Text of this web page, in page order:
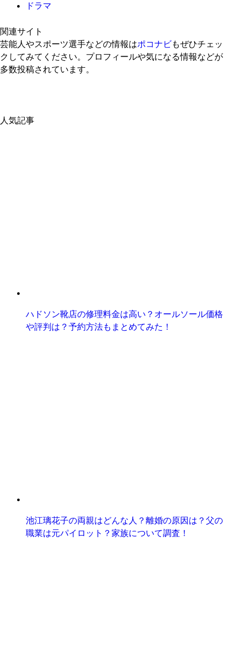
ドラマ
関連サイト
芸能人やスポーツ選手などの情報はポコナビもぜひチェッ
クしてみてください。プロフィールや気になる情報などが
多数投稿されています。
人気記事
ハドソン靴店の修理料金は高い？オールソール価格
や評判は？予約方法もまとめてみた！
池江璃花子の両親はどんな人？離婚の原因は？父の
職業は元パイロット？家族について調査！